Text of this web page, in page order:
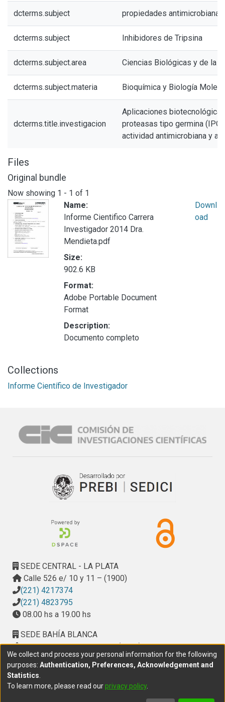
dcterms.subject propiedades antimicrobianas
dcterms.subject Inhibidores de Tripsina
dcterms.subject.area Ciencias Biológicas y de la
dcterms.subject.materia Bioquímica y Biología
dcterms.title.investigacion
Aplicaciones
proteasas tipo germina
actividad antimicrobiana y
Files
Original bundle
Now showing 1 - 1 of 1
Name:
Informe Cientifico Carrera
Investigador 2014 Dra.
Mendieta.pdf
Size:
902.6 KB
Format:
Adobe Portable Document
Format
Description:
Documento completo
Downl
oad
Collections
Informe Científico de Investigador
SEDE CENTRAL - LA PLATA
Calle 526 e/ 10 y 11 – (1900)
(221) 4217374
(221) 4823795
08.00 hs a 19.00 hs
SEDE BAHÍA BLANCA
Calle Ciudad de Cali 320 – (8000). Universidad
Provincial del Sudoeste (UPSO)
(291) 459 2550
, interno 147
10.00 h a 14.00 h
We collect and process your personal information for the following
purposes: Authentication, Preferences, Acknowledgement and
Statistics
To learn more, please read ourprivacy policy.